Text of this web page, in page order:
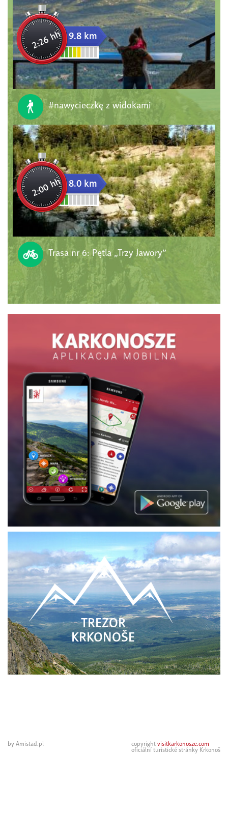
2:26 hh 9.8 km
#nawycieczkę z widokami
2:00 hh 8.0 km
Trasa nr 6: Pętla „Trzy Jawory”
TREZOR
KRKONOŠE
by Amistad.pl copyright visitkarkonosze.com
oficiální turistické stránky Krkonoš